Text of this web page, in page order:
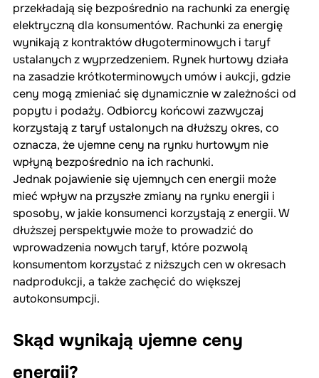
przekładają się bezpośrednio na rachunki za energię
elektryczną dla konsumentów. Rachunki za energię
wynikają z kontraktów długoterminowych i taryf
ustalanych z wyprzedzeniem. Rynek hurtowy działa
na zasadzie krótkoterminowych umów i aukcji, gdzie
ceny mogą zmieniać się dynamicznie w zależności od
popytu i podaży. Odbiorcy końcowi zazwyczaj
korzystają z taryf ustalonych na dłuższy okres, co
oznacza, że ujemne ceny na rynku hurtowym nie
wpłyną bezpośrednio na ich rachunki.
Jednak pojawienie się ujemnych cen energii może
mieć wpływ na przyszłe zmiany na rynku energii i
sposoby, w jakie konsumenci korzystają z energii. W
dłuższej perspektywie może to prowadzić do
wprowadzenia nowych taryf, które pozwolą
konsumentom korzystać z niższych cen w okresach
nadprodukcji, a także zachęcić do większej
autokonsumpcji.
Skąd wynikają ujemne ceny
energii?